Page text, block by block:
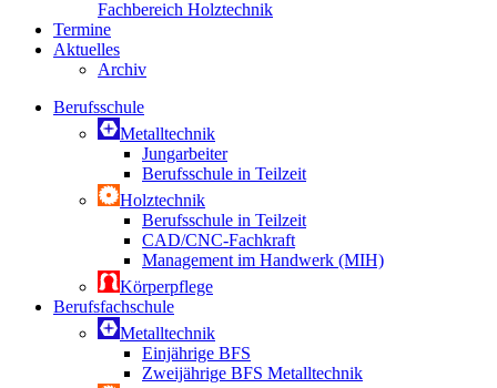
Fachbereich Holztechnik
Termine
Aktuelles
Archiv
Berufsschule
Metalltechnik
Jungarbeiter
Berufsschule in Teilzeit
Holztechnik
Berufsschule in Teilzeit
CAD/CNC-Fachkraft
Management im Handwerk (MIH)
Körperpflege
Berufsfachschule
Metalltechnik
Einjährige BFS
Zweijährige BFS Metalltechnik